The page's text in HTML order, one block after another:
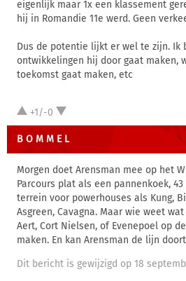
eigenlijk maar 1x een klassement
hij in Romandie 11e werd. Geen
Dus de potentie lijkt er wel te zijn. Ik
ontwikkelingen hij door gaat maken,
toekomst gaat maken, etc
+1/-0
B O M M E L
Morgen doet Arensman mee op het
Parcours plat als een pannenkoek,
terrein voor powerhouses als Kung,
Asgreen, Cavagna. Maar wie weet
Aert, Cort Nielsen, of Evenepoel op
maken. En kan Arensman de lijn
Dit bericht is gewijzigd op 18